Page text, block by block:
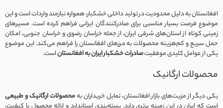
افغانستان به دلیل محدودیت در تولید داخلی خشکبار، همواره نیازمند واردات است و این
موضوع فرصت بسیار مناسبی برای صادرکنندگان ایرانی فراهم کرده است. مسیرهای
زمینی کوتاه از استان‌های شرقی ایران، از جمله خراسان رضوی و خراسان جنوبی، امکان
حمل سریع و کم‌هزینه محصولات به مرزهای افغانستان را فراهم می‌کند. این موضوع
یکی از عوامل کلیدی موفقیتصادرات خشکبار ایران به افغانستاناست.
محصولات ارگانیک
یکی دیگر از مزیت‌های بازار افغانستان، تمایل خریداران بهمحصولات ارگانیک و طبیعی